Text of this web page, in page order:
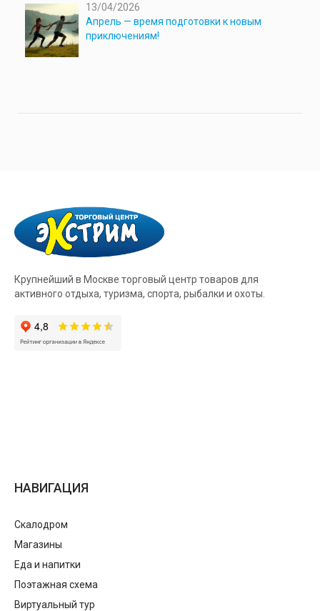
13/04/2026
Апрель — время подготовки к новым
приключениям!
Крупнейший в Москве торговый центр товаров для
активного отдыха, туризма, спорта, рыбалки и охоты.
НАВИГАЦИЯ
Скалодром
Магазины
Еда и напитки
Поэтажная схема
Виртуальный тур